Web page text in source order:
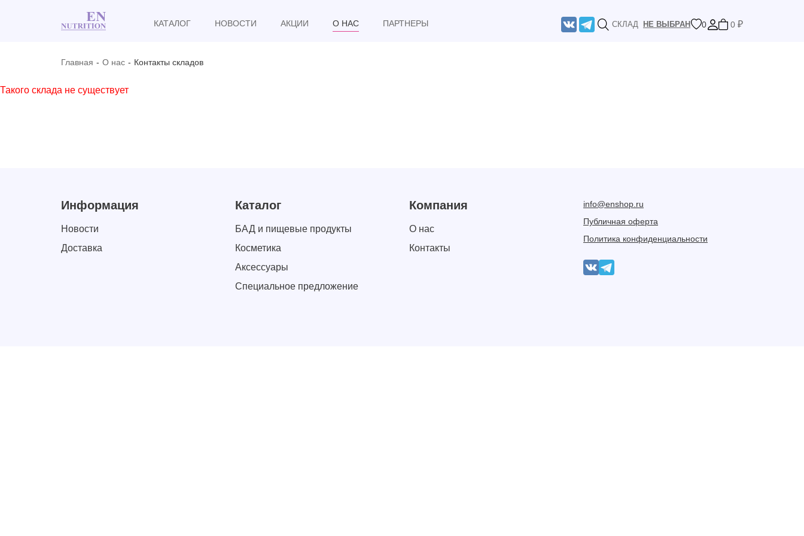
КАТАЛОГ НОВОСТИ АКЦИИ О НАС ПАРТНЕРЫ СКЛАД НЕ ВЫБРАН 0 0 ₽
Главная О нас Контакты складов
Такого склада не существует
Информация
Новости
Доставка
Каталог
БАД и пищевые продукты
Косметика
Аксессуары
Специальное предложение
Компания
О нас
Контакты
info@enshop.ru
Публичная оферта
Политика конфиденциальности